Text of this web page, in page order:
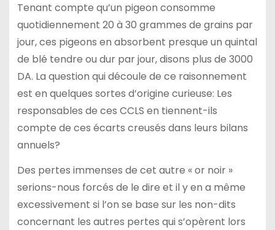
Tenant compte qu’un pigeon consomme
quotidiennement 20 à 30 grammes de grains par
jour, ces pigeons en absorbent presque un quintal
de blé tendre ou dur par jour, disons plus de 3000
DA. La question qui découle de ce raisonnement
est en quelques sortes d’origine curieuse: Les
responsables de ces CCLS en tiennent-ils
compte de ces écarts creusés dans leurs bilans
annuels?
Des pertes immenses de cet autre « or noir »
serions-nous forcés de le dire et il y en a même
excessivement si l’on se base sur les non-dits
concernant les autres pertes qui s’opèrent lors